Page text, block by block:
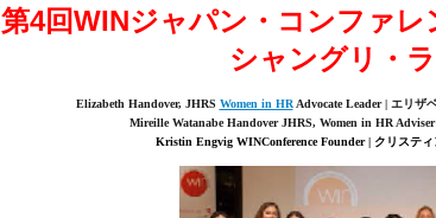
第4回WINジャパン・コンファレ
シャングリ・
Elizabeth Handover, JHRS Women in HRAdvocate Leader| エリザ
Mireille Watanabe Handover JHRS, Women in HR
Kristin Engvig WINConference Founder | クリステ